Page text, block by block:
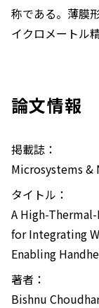
称である。薄膜
イクロメートル
論文情報
掲載誌：
Microsystems &
タイトル：
A High-
for Integrating
Enabling
著者：
Bishnu